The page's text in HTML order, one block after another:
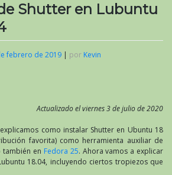
Shutter en Lubuntu
febrero de 2019 | por Kevin
Actualizado el viernes 3 de julio de 2020
como instalar Shutter en Ubuntu 18
favorita) como herramienta auxiliar de
también en Fedora 25. Ahora vamos a explicar
18.04, incluyendo ciertos tropiezos que